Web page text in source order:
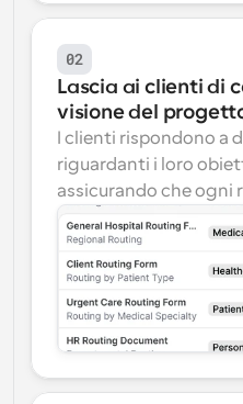
02
Lascia ai clienti di
visione del
I clienti rispondono a
riguardanti i loro
assicurando che ogni